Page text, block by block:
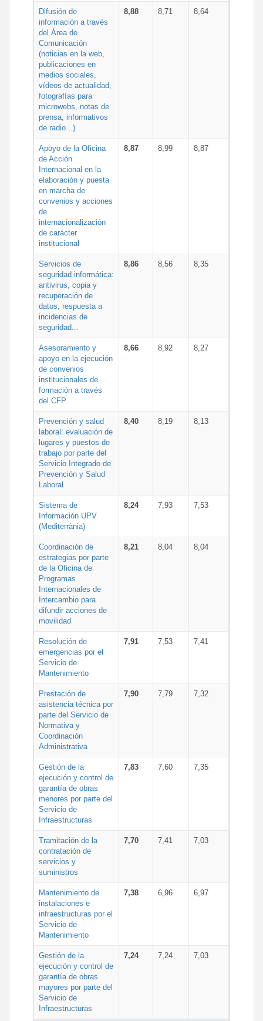
Difusión de
información a través
del Área de
Comunicación
(noticias en la web,
publicaciones en
medios sociales,
vídeos de actualidad,
fotografías para
microwebs, notas de
prensa, informativos
de radio...)
8,88 8,71 8,64
Apoyo de la Oficina
de Acción
Internacional en la
elaboración y puesta
en marcha de
convenios y acciones
de
internacionalización
de carácter
institucional
8,87 8,99 8,87
Servicios de
seguridad informática:
antivirus, copia y
recuperación de
datos, respuesta a
incidencias de
seguridad...
8,86 8,56 8,35
Asesoramiento y
apoyo en la ejecución
de convenios
institucionales de
formación a través
del CFP
8,66 8,92 8,27
Prevención y salud
laboral: evaluación de
lugares y puestos de
trabajo por parte del
Servicio Integrado de
Prevención y Salud
Laboral
8,40 8,19 8,13
Sistema de
Información UPV
(Mediterrània)
8,24 7,93 7,53
Coordinación de
estrategias por parte
de la Oficina de
Programas
Internacionales de
Intercambio para
difundir acciones de
movilidad
8,21 8,04 8,04
Resolución de
emergencias por el
Servicio de
Mantenimiento
7,91 7,53 7,41
Prestación de
asistencia técnica por
parte del Servicio de
Normativa y
Coordinación
Administrativa
7,90 7,79 7,32
Gestión de la
ejecución y control de
garantía de obras
menores por parte del
Servicio de
Infraestructuras
7,83 7,60 7,35
Tramitación de la
contratación de
servicios y
suministros
7,70 7,41 7,03
Mantenimiento de
instalaciones e
infraestructuras por el
Servicio de
Mantenimiento
7,38 6,96 6,97
Gestión de la
ejecución y control de
garantía de obras
mayores por parte del
Servicio de
Infraestructuras
7,24 7,24 7,03